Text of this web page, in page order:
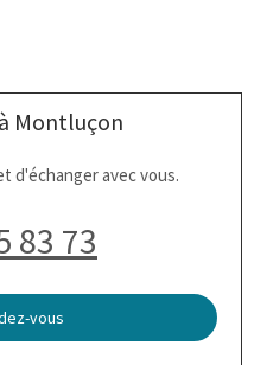
Montluçon
d'échanger avec vous.
83 73
vous